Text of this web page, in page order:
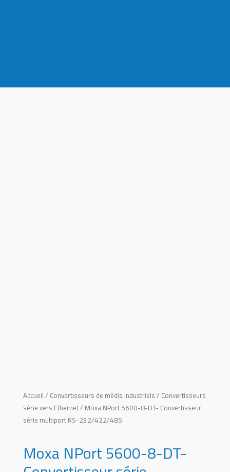
Accueil / Convertisseurs de média industriels / Convertisseurs
série vers Ethernet/ Moxa NPort 5600-8-DT- Convertisseur
série multiport RS-232/422/485
Moxa NPort 5600-8-DT-